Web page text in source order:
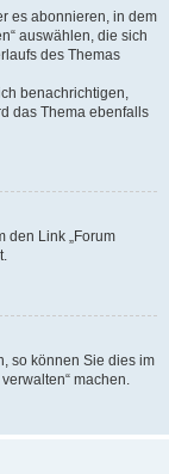
es abonnieren, in dem
auswählen, die sich
des Themas
benachrichtigen,
das Thema ebenfalls
den Link „Forum
so können Sie dies im
machen.